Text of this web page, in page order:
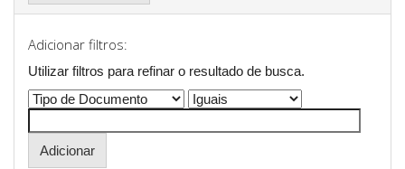
Adicionar filtros:
Utilizar filtros para refinar o resultado de busca.